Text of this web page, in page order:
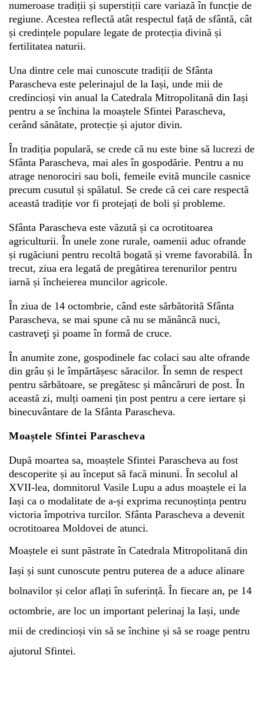
numeroase tradiții și superstiții care variază în funcție de
regiune. Acestea reflectă atât respectul față de sfântă, cât
și credințele populare legate de protecția divină și
fertilitatea naturii.
Una dintre cele mai cunoscute tradiții de Sfânta
Parascheva este pelerinajul de la Iași, unde mii de
credincioși vin anual la Catedrala Mitropolitană din Iași
pentru a se închina la moaștele Sfintei Parascheva,
cerând sănătate, protecție și ajutor divin.
În tradiția populară, se crede că nu este bine să lucrezi de
Sfânta Parascheva, mai ales în gospodărie. Pentru a nu
atrage nenorociri sau boli, femeile evită muncile casnice
precum cusutul și spălatul. Se crede că cei care respectă
această tradiție vor fi protejați de boli și probleme.
Sfânta Parascheva este văzută și ca ocrotitoarea
agriculturii. În unele zone rurale, oamenii aduc ofrande
și rugăciuni pentru recoltă bogată și vreme favorabilă. În
trecut, ziua era legată de pregătirea terenurilor pentru
iarnă și încheierea muncilor agricole.
În ziua de 14 octombrie, când este sărbătorită Sfânta
Parascheva, se mai spune că nu se mănâncă nuci,
castraveţi şi poame în formă de cruce.
În anumite zone, gospodinele fac colaci sau alte ofrande
din grâu și le împărtășesc săracilor. În semn de respect
pentru sărbătoare, se pregătesc și mâncăruri de post. În
această zi, mulți oameni țin post pentru a cere iertare și
binecuvântare de la Sfânta Parascheva.
Moaștele Sfintei Parascheva
După moartea sa, moaștele Sfintei Parascheva au fost
descoperite și au început să facă minuni. În secolul al
XVII-lea, domnitorul Vasile Lupu a adus moaștele ei la
Iași ca o modalitate de a-și exprima recunoștința pentru
victoria împotriva turcilor. Sfânta Parascheva a devenit
ocrotitoarea Moldovei de atunci.
Moaștele ei sunt păstrate în Catedrala Mitropolitană din
Iași și sunt cunoscute pentru puterea de a aduce alinare
bolnavilor și celor aflați în suferință. În fiecare an, pe 14
octombrie, are loc un important pelerinaj la Iași, unde
mii de credincioși vin să se închine și să se roage pentru
ajutorul Sfintei.